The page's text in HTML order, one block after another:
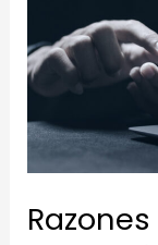
Pyme
debe
migrar
nube